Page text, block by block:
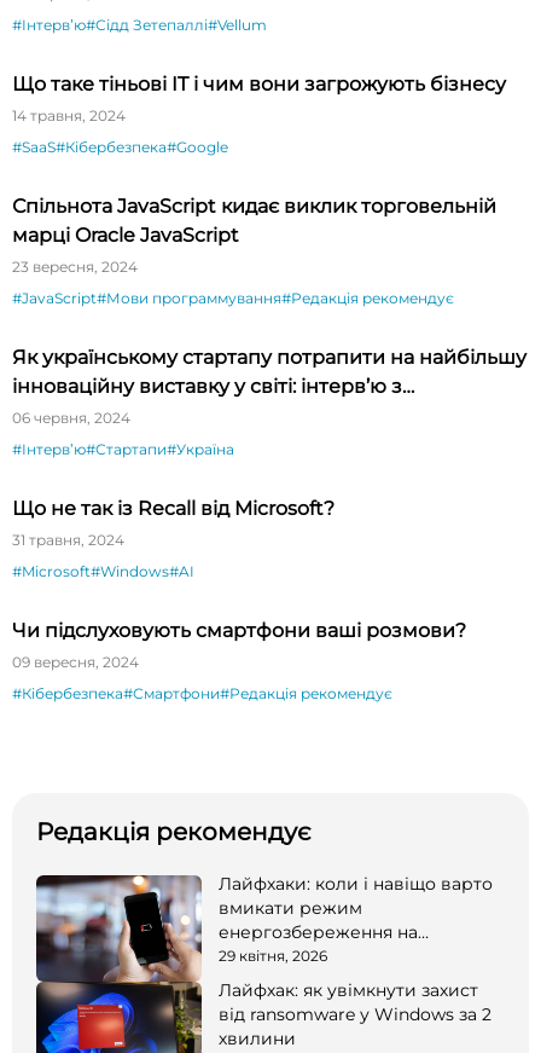
#Інтервʼю#Сідд Зетепаллі#Vellum
Що таке тіньові IT і чим вони загрожують бізнесу
14 травня, 2024
#SaaS#Кібербезпека#Google
Спільнота JavaScript кидає виклик торговельній
марці Oracle JavaScript
23 вересня, 2024
#JavaScript#Мови программування#Редакція рекомендує
Як українському стартапу потрапити на найбільшу
інноваційну виставку у світі: інтерв’ю з
президентом CES Гері Шапіро
06 червня, 2024
#Інтервʼю#Стартапи#Україна
Що не так із Recall від Microsoft?
31 травня, 2024
#Microsoft#Windows#AI
Чи підслуховують смартфони ваші розмови?
09 вересня, 2024
#Кібербезпека#Смартфони#Редакція рекомендує
Редакція рекомендує
Лайфхаки: коли і навіщо варто
вмикати режим
енергозбереження на
смартфоні
29 квітня, 2026
Лайфхак: як увімкнути захист
від ransomware у Windows за 2
хвилини